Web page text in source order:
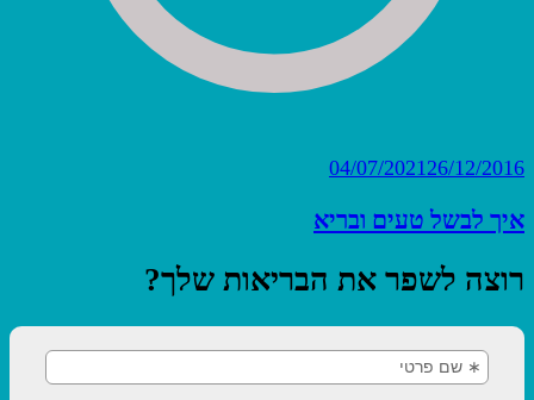
04/07/2021 26/12/2016
איך לבשל טעים ובריא
רוצה לשפר את הבריאות שלך?